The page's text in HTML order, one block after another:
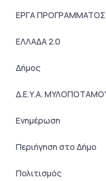
ΕΡΓΑ ΠΡΟΓΡΑΜΜΑΤΟΣ
ΕΛΛΑΔΑ 2.0
Δήμος
Δ.Ε.Υ.Α.
Ενημέρωση
Περιήγηση στο Δήμο
Πολιτισμός